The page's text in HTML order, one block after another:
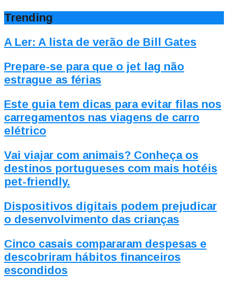
Trending
A Ler: A lista de verão de Bill Gates
Prepare-se para que o jet lag não
estrague as férias
Este guia tem dicas para evitar filas nos
carregamentos nas viagens de carro
elétrico
Vai viajar com animais? Conheça os
destinos portugueses com mais hotéis
pet-friendly.
Dispositivos digitais podem prejudicar
o desenvolvimento das crianças
Cinco casais compararam despesas e
descobriram hábitos financeiros
escondidos